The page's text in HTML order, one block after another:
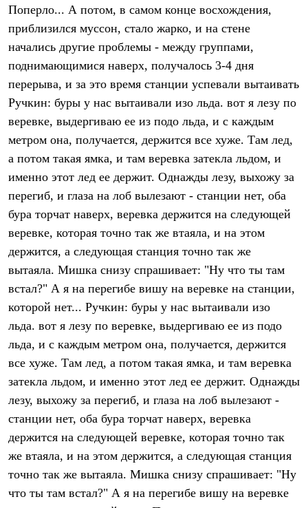
Флисовая одежда
Брюки
Детская одежда
Комбинезоны
Куртки
Брюки
Утепленная синтетикой
Комбинезоны
Куртки
Брюки
Лёгкая одежда
Футболки
Толстовки
Брюки
Софтшелл одежда
Куртки
Флисовая одежда
Куртки
Брюки
Комбинезоны
Термобелье
Снаряжение
Палатки и тенты
Палатки
Аксессуары для палаток
Рюкзаки
Легкоходные
Альпинистские
Аксессуары для рюкзаков
Спальные мешки
Пуховые
Поперло... А потом, в самом конце восхождения,
приблизился муссон, стало жарко, и на стене
начались другие проблемы - между группами,
поднимающимися наверх, получалось 3-4 дня
перерыва, и за это время станции успевали вытаивать
Ручкин: буры у нас вытаивали изо льда. вот я лезу по
веревке, выдергиваю ее из подо льда, и с каждым
метром она, получается, держится все хуже. Там лед,
а потом такая ямка, и там веревка затекла льдом, и
именно этот лед ее держит. Однажды лезу, выхожу за
перегиб, и глаза на лоб вылезают - станции нет, оба
бура торчат наверх, веревка держится на следующей
веревке, которая точно так же втаяла, и на этом
держится, а следующая станция точно так же
вытаяла. Мишка снизу спрашивает: "Ну что ты там
встал?" А я на перегибе вишу на веревке на станции,
которой нет... Ручкин: буры у нас вытаивали изо
льда. вот я лезу по веревке, выдергиваю ее из подо
льда, и с каждым метром она, получается, держится
все хуже. Там лед, а потом такая ямка, и там веревка
затекла льдом, и именно этот лед ее держит. Однажды
лезу, выхожу за перегиб, и глаза на лоб вылезают -
станции нет, оба бура торчат наверх, веревка
держится на следующей веревке, которая точно так
же втаяла, и на этом держится, а следующая станция
точно так же вытаяла. Мишка снизу спрашивает: "Ну
что ты там встал?" А я на перегибе вишу на веревке